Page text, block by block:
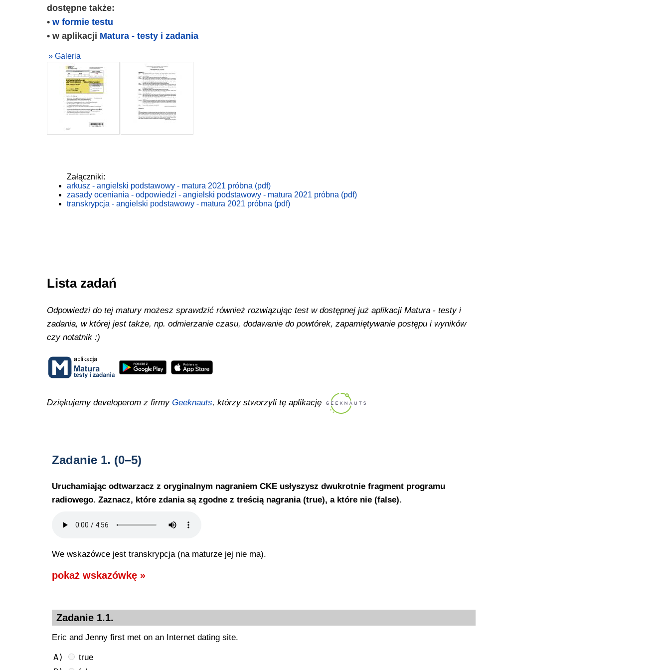
dostępne także:
• w formie testu
• w aplikacji Matura - testy i zadania
» Galeria
Załączniki:
arkusz - angielski podstawowy - matura 2021 próbna (pdf)
zasady oceniania - odpowiedzi - angielski podstawowy - matura 2021 próbna (pdf)
transkrypcja - angielski podstawowy - matura 2021 próbna (pdf)
Lista zadań
Odpowiedzi do tej matury możesz sprawdzić również rozwiązując test w dostępnej już aplikacji Matura - testy i
zadania, w której jest także, np. odmierzanie czasu, dodawanie do powtórek, zapamiętywanie postępu i wyników
czy notatnik :)
Dziękujemy developerom z firmy Geeknauts, którzy stworzyli tę aplikację
Zadanie 1. (0–5)
Uruchamiając odtwarzacz z oryginalnym nagraniem CKE usłyszysz dwukrotnie fragment programu
radiowego. Zaznacz, które zdania są zgodne z treścią nagrania (true), a które nie (false).
We wskazówce jest transkrypcja (na maturze jej nie ma).
pokaż wskazówkę »
Zadanie 1.1.
Eric and Jenny first met on an Internet dating site.
A) true